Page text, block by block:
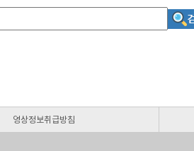
영상정보취급방침